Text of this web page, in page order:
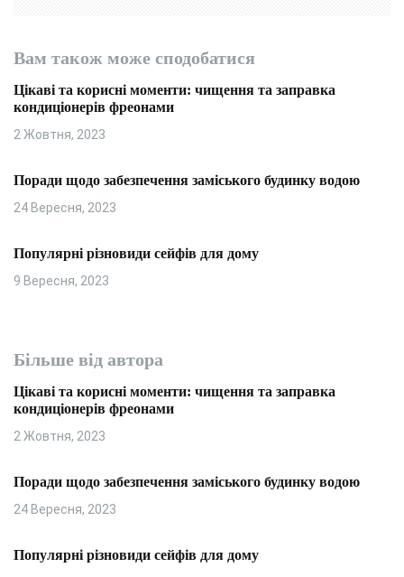
Вам також може сподобатися
Цікаві та корисні моменти: чищення та заправка
кондиціонерів фреонами
2 Жовтня, 2023
Поради щодо забезпечення заміського будинку водою
24 Вересня, 2023
Популярні різновиди сейфів для дому
9 Вересня, 2023
Більше від автора
Цікаві та корисні моменти: чищення та заправка
кондиціонерів фреонами
2 Жовтня, 2023
Поради щодо забезпечення заміського будинку водою
24 Вересня, 2023
Популярні різновиди сейфів для дому